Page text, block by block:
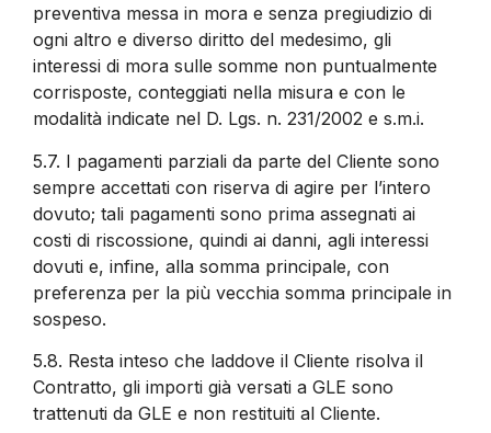
preventiva messa in mora e senza pregiudizio di
ogni altro e diverso diritto del medesimo, gli
interessi di mora sulle somme non puntualmente
corrisposte, conteggiati nella misura e con le
modalità indicate nel D. Lgs. n. 231/2002 e s.m.i.
5.7. I pagamenti parziali da parte del Cliente sono
sempre accettati con riserva di agire per l’intero
dovuto; tali pagamenti sono prima assegnati ai
costi di riscossione, quindi ai danni, agli interessi
dovuti e, infine, alla somma principale, con
preferenza per la più vecchia somma principale in
sospeso.
5.8. Resta inteso che laddove il Cliente risolva il
Contratto, gli importi già versati a GLE sono
trattenuti da GLE e non restituiti al Cliente.